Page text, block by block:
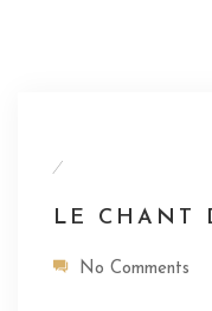
/
LE CHANT
No Comments